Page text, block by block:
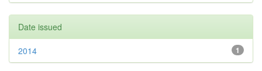
Date issued
1
2014